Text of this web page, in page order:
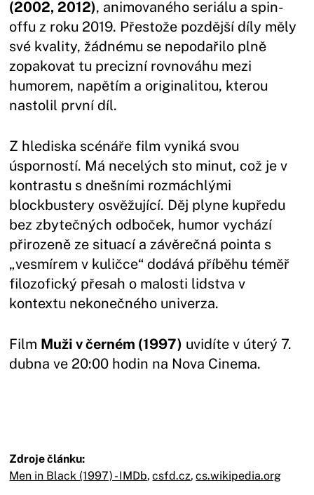
(2002, 2012), animovaného seriálu a spin-
offu z roku 2019. Přestože pozdější díly měly
své kvality, žádnému se nepodařilo plně
zopakovat tu precizní rovnováhu mezi
humorem, napětím a originalitou, kterou
nastolil první díl.
Z hlediska scénáře film vyniká svou
úsporností. Má necelých sto minut, což je v
kontrastu s dnešními rozmáchlými
blockbustery osvěžující. Děj plyne kupředu
bez zbytečných odboček, humor vychází
přirozeně ze situací a závěrečná pointa s
„vesmírem v kuličce“ dodává příběhu téměř
filozofický přesah o malosti lidstva v
kontextu nekonečného univerza.
Film Muži v černém (1997) uvidíte v úterý 7.
dubna ve 20:00 hodin na Nova Cinema.
Zdroje článku:
Men in Black (1997) - IMDb, csfd.cz, cs.wikipedia.org